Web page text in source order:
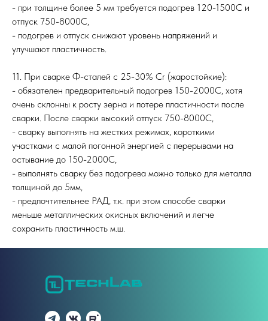
- при толщине более 5 мм требуется подогрев 120-1500С и
отпуск 750-8000С,
- подогрев и отпуск снижают уровень напряжений и
улучшают пластичность.
11. При сварке Ф-сталей с 25-30% Cr (жаростойкие):
- обязателен предварительный подогрев 150-2000С, хотя
очень склонны к росту зерна и потере пластичности после
сварки. После сварки высокий отпуск 750-8000С,
- сварку выполнять на жестких режимах, короткими
участками с малой погонной энергией с перерывами на
остывание до 150-2000С,
- выполнять сварку без подогрева можно только для металла
толщиной до 5мм,
- предпочтительнее РАД, т.к. при этом способе сварки
меньше металлических окисных включений и легче
сохранить пластичность м.ш.